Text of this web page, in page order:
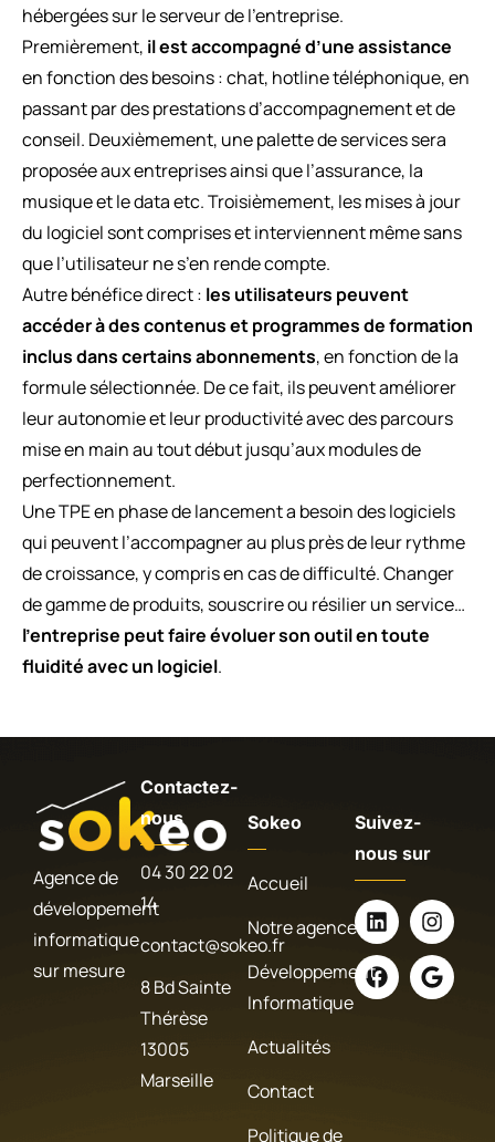
hébergées sur le serveur de l’entreprise.
Premièrement, il est accompagné d’une assistance
en fonction des besoins : chat, hotline téléphonique, en
passant par des prestations d’accompagnement et de
conseil. Deuxièmement, une palette de services sera
proposée aux entreprises ainsi que l’assurance, la
musique et le data etc. Troisièmement, les mises à jour
du logiciel sont comprises et interviennent même sans
que l’utilisateur ne s’en rende compte.
Autre bénéfice direct : les utilisateurs peuvent
accéder à des contenus et programmes de formation
inclus dans certains abonnements, en fonction de la
formule sélectionnée. De ce fait, ils peuvent améliorer
leur autonomie et leur productivité avec des parcours
mise en main au tout début jusqu’aux modules de
perfectionnement.
Une TPE en phase de lancement a besoin des logiciels
qui peuvent l’accompagner au plus près de leur rythme
de croissance, y compris en cas de difficulté. Changer
de gamme de produits, souscrire ou résilier un service…
l’entreprise peut faire évoluer son outil en toute
fluidité avec un logiciel.
Agence de
développement
informatique
sur mesure
Contactez-
nous
04 30 22 02
14
contact@sokeo.fr
8 Bd Sainte
Thérèse
13005
Marseille
Sokeo
Accueil
Notre agence
Développement
Informatique
Actualités
Contact
Politique de
Suivez-
nous sur